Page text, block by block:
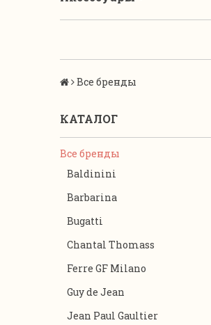
Все бренды
КАТАЛОГ
Все бренды
Baldinini
Barbarina
Bugatti
Chantal Thomass
Ferre GF Milano
Guy de Jean
Jean Paul Gaultier